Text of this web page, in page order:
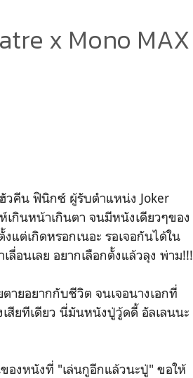
x Mono MAX
วคีน ฟินิกซ์ ผู้รับตำแหน่ง Joker
เกินหน้าเกินตา จนมีหนังเดียวๆของ
งแต่เกิดหรอกเนอะ รอเจอกันได้ใน
ลื่อนเลย อยากเลือกตั้งแล้วลุง พ่าม!!!
ายอยากกับชีวิต จนเจอนางเอกที่
สียทีเดียว นี่มันหนังปู่วู้ดดี้ อัลเลนนะ
องหนังที่ "เล่นกูอีกแล้วนะปู่" ขอให้